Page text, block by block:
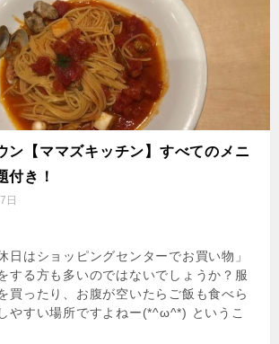
ン【ママズキッチン】すべてのメニ
付き！
日
日はショッピングセンターでお買い物」
する方も多いのではないでしょうか？服
買ったり、お腹が空いたらご飯も食べら
やすい場所ですよねー(*^ω^*) というこ